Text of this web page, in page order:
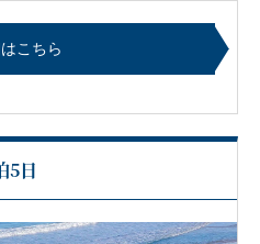
こちら
5日